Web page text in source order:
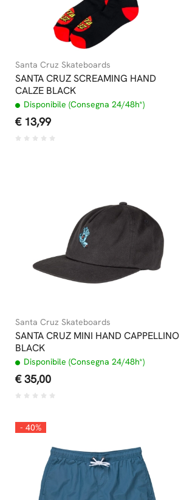
Santa Cruz Skateboards
SANTA CRUZ SCREAMING HAND
CALZE BLACK
Disponibile (Consegna 24/48h*)
€ 13,99
Santa Cruz Skateboards
SANTA CRUZ MINI HAND CAPPELLINO
BLACK
Disponibile (Consegna 24/48h*)
€ 35,00
- 40%